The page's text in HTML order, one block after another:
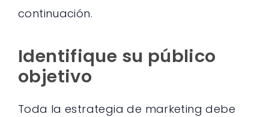
continuación.
Identifique su público
objetivo
Toda la estrategia de marketing debe